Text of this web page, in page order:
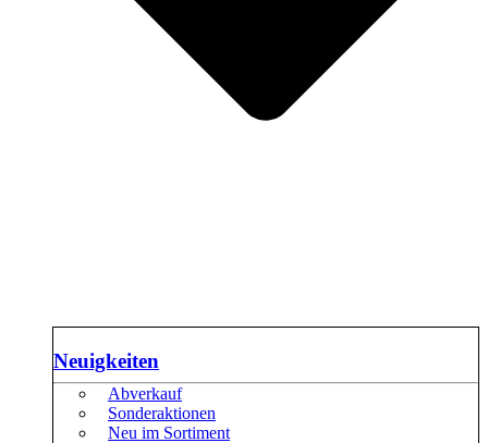
Neuigkeiten
Abverkauf
Sonderaktionen
Neu im Sortiment